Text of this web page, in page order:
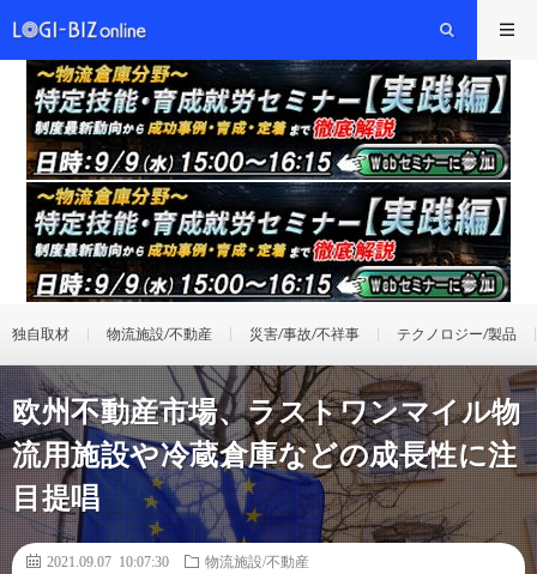
独自取材 物流施設/不動産 災害/事故/不祥事 テクノロジー/製品
欧州不動産市場、ラストワンマイル物
流用施設や冷蔵倉庫などの成長性に注
目提唱
2021.09.07 10:07:30
物流施設/不動産